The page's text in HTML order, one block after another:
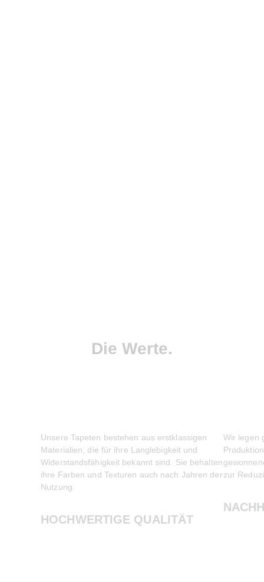
Die Werte.
Unsere Tapeten bestehen aus erstklassigen
Materialien, die für ihre Langlebigkeit und
Widerstandsfähigkeit bekannt sind. Sie behalten
ihre Farben und Texturen auch nach Jahren der
Nutzung.
HOCHWERTIGE QUALITÄT
Wir legen
zur